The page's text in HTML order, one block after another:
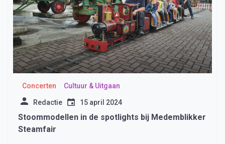
Concerten Cultuur & Uitgaan
Redactie 15 april 2024
Stoommodellen in de spotlights bij Medemblikker
Steamfair